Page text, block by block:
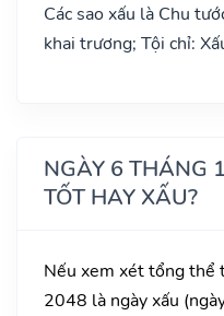
Các sao xấu là Chu
khai trương; Tội chỉ:
NGÀY 6 THÁNG
TỐT HAY XẤU?
Nếu xem xét tổng thể
2048 là ngày xấu